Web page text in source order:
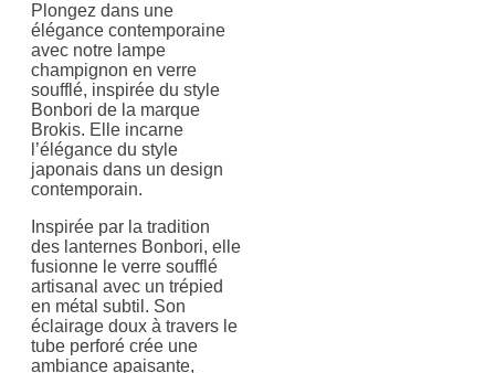
Plongez dans une
élégance contemporaine
avec notre lampe
champignon en verre
soufflé, inspirée du style
Bonbori de la marque
Brokis. Elle incarne
l’élégance du style
japonais dans un design
contemporain.
Inspirée par la tradition
des lanternes Bonbori, elle
fusionne le verre soufflé
artisanal avec un trépied
en métal subtil. Son
éclairage doux à travers le
tube perforé crée une
ambiance apaisante,